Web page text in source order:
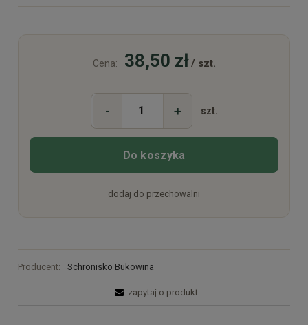
Cena: 38,50 zł/ szt.
- + szt.
Do koszyka
dodaj do przechowalni
Producent: Schronisko Bukowina
zapytaj o produkt